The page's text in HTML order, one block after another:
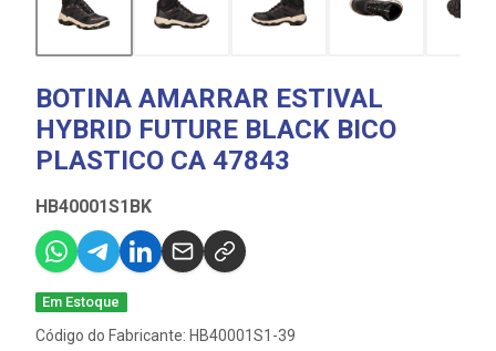
BOTINA AMARRAR ESTIVAL
HYBRID FUTURE BLACK BICO
PLASTICO CA 47843
HB40001S1BK
Em Estoque
Código do Fabricante: HB40001S1-39